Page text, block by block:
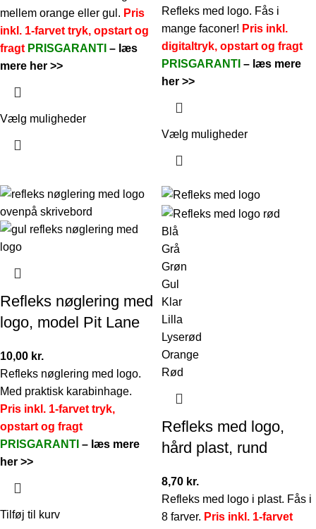
mellem orange eller gul. Pris
inkl. 1-farvet tryk, opstart og
fragt PRISGARANTI – læs
mere her >>
Vælg muligheder
Refleks med logo. Fås i
mange faconer! Pris inkl.
digitaltryk, opstart og fragt
PRISGARANTI – læs mere
her >>
Vælg muligheder
Refleks nøglering med
logo, model Pit Lane
10,00 kr.
Refleks nøglering med logo.
Med praktisk karabinhage.
Pris inkl. 1-farvet tryk,
opstart og fragt
PRISGARANTI – læs mere
her >>
Tilføj til kurv
Blå
Grå
Grøn
Gul
Klar
Lilla
Lyserød
Orange
Rød
Refleks med logo,
hård plast, rund
8,70 kr.
Refleks med logo i plast. Fås i
8 farver. Pris inkl. 1-farvet